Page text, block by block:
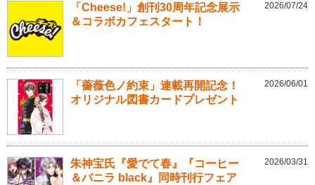
「Cheese!」創刊30周年記念展示
＆コラボカフェスタート！
2026/07/24
「薔薇色ノ約束」連載再開記念！
オリジナル図書カードプレゼント
2026/06/01
朱神宝氏『愛でて春』『コーヒー
＆バニラ black』同時刊行フェア
2026/03/31